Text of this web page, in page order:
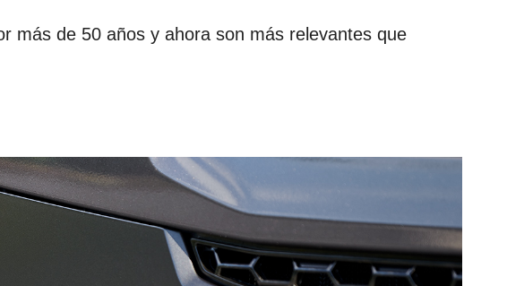
más de 50 años y ahora son más relevantes que